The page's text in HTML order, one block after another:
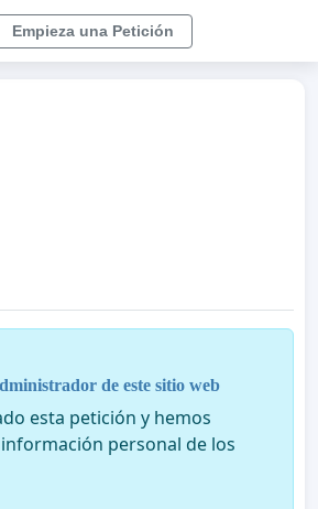
Empieza una Petición
de este sitio web
esta petición y hemos
personal de los